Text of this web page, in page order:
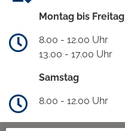
Montag bis Freitag
8.00 - 12.00 Uhr
13.00 - 17.00 Uhr
Samstag
8.00 - 12.00 Uhr